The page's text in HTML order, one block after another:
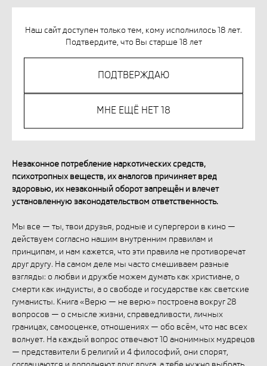
Наш сайт доступен только тем, кому исполнилось 18 лет.
Подтвердите, что Вы старше 18 лет
ПОДТВЕРЖДАЮ
МНЕ ЕЩЁ НЕТ 18
КНИГА-ТЕСТ ПО РЕЛИГИЯМ И
ФИЛОСОФИЯМ
819 р.
Незаконное потребление наркотических средств,
психотропных веществ, их аналогов причиняет вред
здоровью, их незаконный оборот запрещён и влечет
установленную законодательством ответственность.
Мы все — ты, твои друзья, родные и супергерои в кино —
действуем согласно нашим внутренним правилам и
принципам, и нам кажется, что эти правила не противоречат
друг другу. На самом деле мы часто смешиваем разные
взгляды: о любви и дружбе можем думать как христиане, о
смерти как индуисты, а о свободе и государстве как светские
гуманисты. Книга «Верю — не верю» построена вокруг 28
вопросов — о смысле жизни, справедливости, личных
границах, самооценке, отношениях — обо всём, что нас всех
волнует. На каждый вопрос отвечают 10 анонимных мудрецов
— представители 6 религий и 4 философий, они спорят,